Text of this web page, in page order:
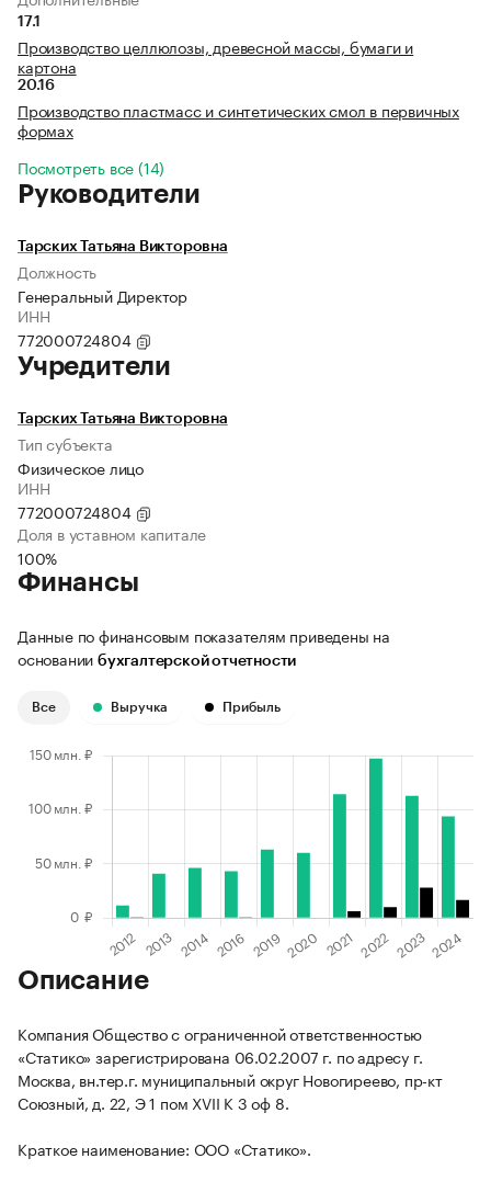
17.1
Производство целлюлозы, древесной массы, бумаги и
картона
20.16
Производство пластмасс и синтетических смол в первичных
формах
Посмотреть все (14)
Руководители
Тарских Татьяна Викторовна
Должность
Генеральный Директор
ИНН
772000724804
Учредители
Тарских Татьяна Викторовна
Тип субъекта
Физическое лицо
ИНН
772000724804
Доля в уставном капитале
100%
Финансы
Данные по финансовым показателям приведены на
основании бухгалтерской отчетности
Все Выручка Прибыль
Описание
Компания Общество с ограниченной ответственностью
«Статико» зарегистрирована 06.02.2007 г. по адресу г.
Москва, вн.тер.г. муниципальный округ Новогиреево, пр-кт
Союзный, д. 22, Э 1 пом XVII К 3 оф 8.
Краткое наименование: ООО «Статико».